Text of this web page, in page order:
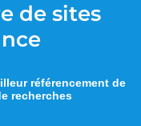
de sites
référencement de
recherches